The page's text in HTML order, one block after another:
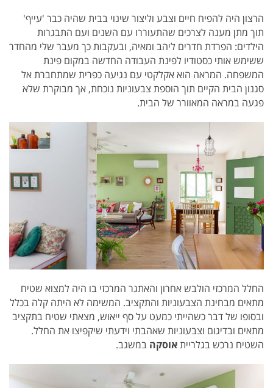
הרצון היה להפיח חיים וצבע וליצור שינוי בבית שהיה כבר 'עייף'
תוך מתן מענה לצרכים שהתעוררו עם השנים ועם התבגרות
הילדים: הפרדת חדרים ליהב ומאיה, ובעקבות כך מעבר שלי מהחדר
ששימש אותי כסטודיו לפינת העבודה החדשה במקום פינת
המשפחה. המראה הוא אקלקטי עם נגיעה כפרית שמתחברת אל
סגנון הבית הקיים תוך הוספת צבעוניות נוכחת, אך מבוקרת שלא
פגעה במראה המאוורר של הבית.
החלל המרכזי הולבש אחרון והאתגר המרכזי בו היה למצוא שטיח
מתאים מבחינת הצבעוניות והתקציב. המשימה לא היתה קלה בכלל
ובסופו של דבר כשהייתי כמעט על סף ייאוש, מצאתי שטיח בתקציב
מתאים ובדיגום וצבעוניות שאהבתי וידעתי שיקפיצו את החלל.
השטיח נרכש בגלרייתאוסקה במשגב.